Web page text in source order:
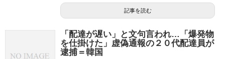
記事を読む
「配達が遅い」と文句言われ…「爆発物
を仕掛けた」虚偽通報の２０代配達員が
逮捕＝韓国